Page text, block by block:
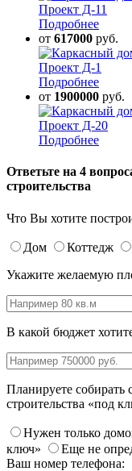
Проект Д-11
Подробнее
от 617000 руб.
Проект Д-1
Подробнее
от 1900000 руб.
Проект Д-20
Подробнее
Ответьте на 4
строительства
Что Вы хотите
Дом Коттедж
Укажите желаемую
В какой бюджет
Планируете
строительства «под
Нужен только
ключ»
Еще не
Ваш номер телефона: